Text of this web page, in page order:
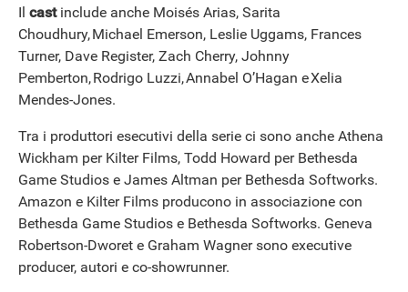
Il castinclude anche Moisés Arias, Sarita
Choudhury, Michael Emerson, Leslie Uggams, Frances
Turner, Dave Register, Zach Cherry, Johnny
Pemberton, Rodrigo Luzzi, Annabel O’Hagan e Xelia
Mendes-Jones.
Tra i produttori esecutivi della serie ci sono anche Athena
Wickham per Kilter Films, Todd Howard per Bethesda
Game Studios e James Altman per Bethesda Softworks.
Amazon e Kilter Films producono in associazione con
Bethesda Game Studios e Bethesda Softworks. Geneva
Robertson-Dworet e Graham Wagner sono executive
producer, autori e co-showrunner.